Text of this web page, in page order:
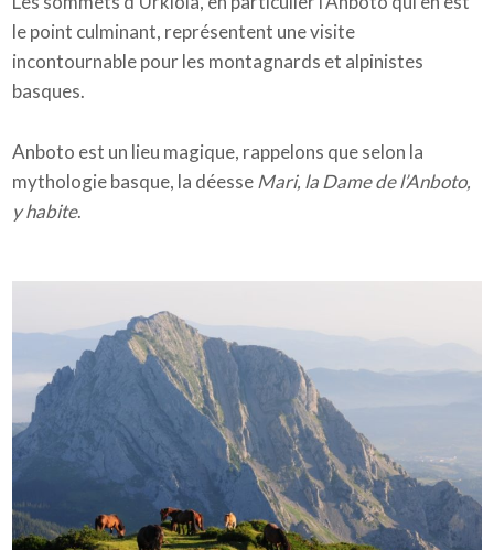
le point culminant, représentent une visite
incontournable pour les montagnards et alpinistes
basques.
Anboto est un lieu magique, rappelons que selon la
mythologie basque, la déesseMari, la Dame de l’Anboto,
y habite.